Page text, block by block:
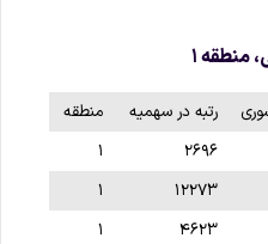
منطقه ۱
رتبه در سهمیه
منطقه
۲۶۹۶
۱۲۲۷۳
۴۶۲۳